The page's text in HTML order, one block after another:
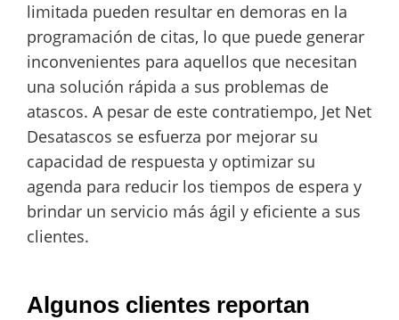
limitada pueden resultar en demoras en la
programación de citas, lo que puede generar
inconvenientes para aquellos que necesitan
una solución rápida a sus problemas de
atascos. A pesar de este contratiempo, Jet Net
Desatascos se esfuerza por mejorar su
capacidad de respuesta y optimizar su
agenda para reducir los tiempos de espera y
brindar un servicio más ágil y eficiente a sus
clientes.
Algunos clientes reportan